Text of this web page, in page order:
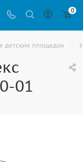
0
детских площадок —
01